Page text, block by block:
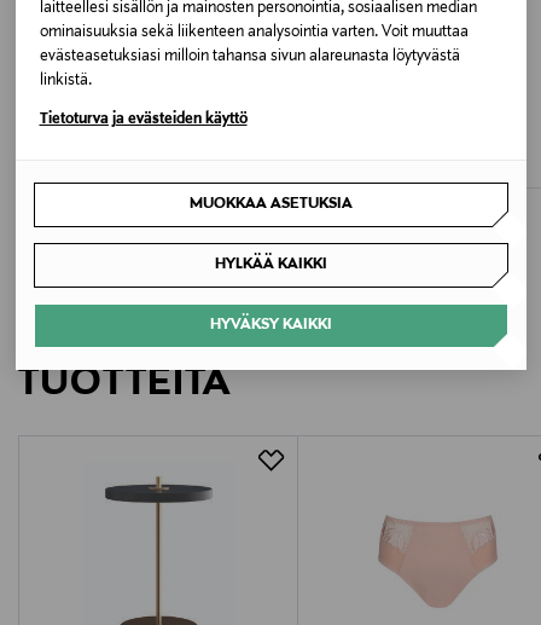
laitteellesi sisällön ja mainosten personointia, sosiaalisen median
ominaisuuksia sekä liikenteen analysointia varten. Voit muuttaa
evästeasetuksiasi milloin tahansa sivun alareunasta löytyvästä
linkistä.
Tietoturva ja evästeiden käyttö
MUOKKAA ASETUKSIA
HYLKÄÄ KAIKKI
HYVÄKSY KAIKKI
8721187086169
Valmistaja
Calvin Klein Europe B.V.
Valmistajan osoite
Danzigerkade 165, 1013 AP Amsterdam, Netherlands
Digitaalinen osoite
service.eu@calvinklein.com
Avainsanat
BOSS
LISÄÄ KIINNOSTAVIA
TUOTTEITA